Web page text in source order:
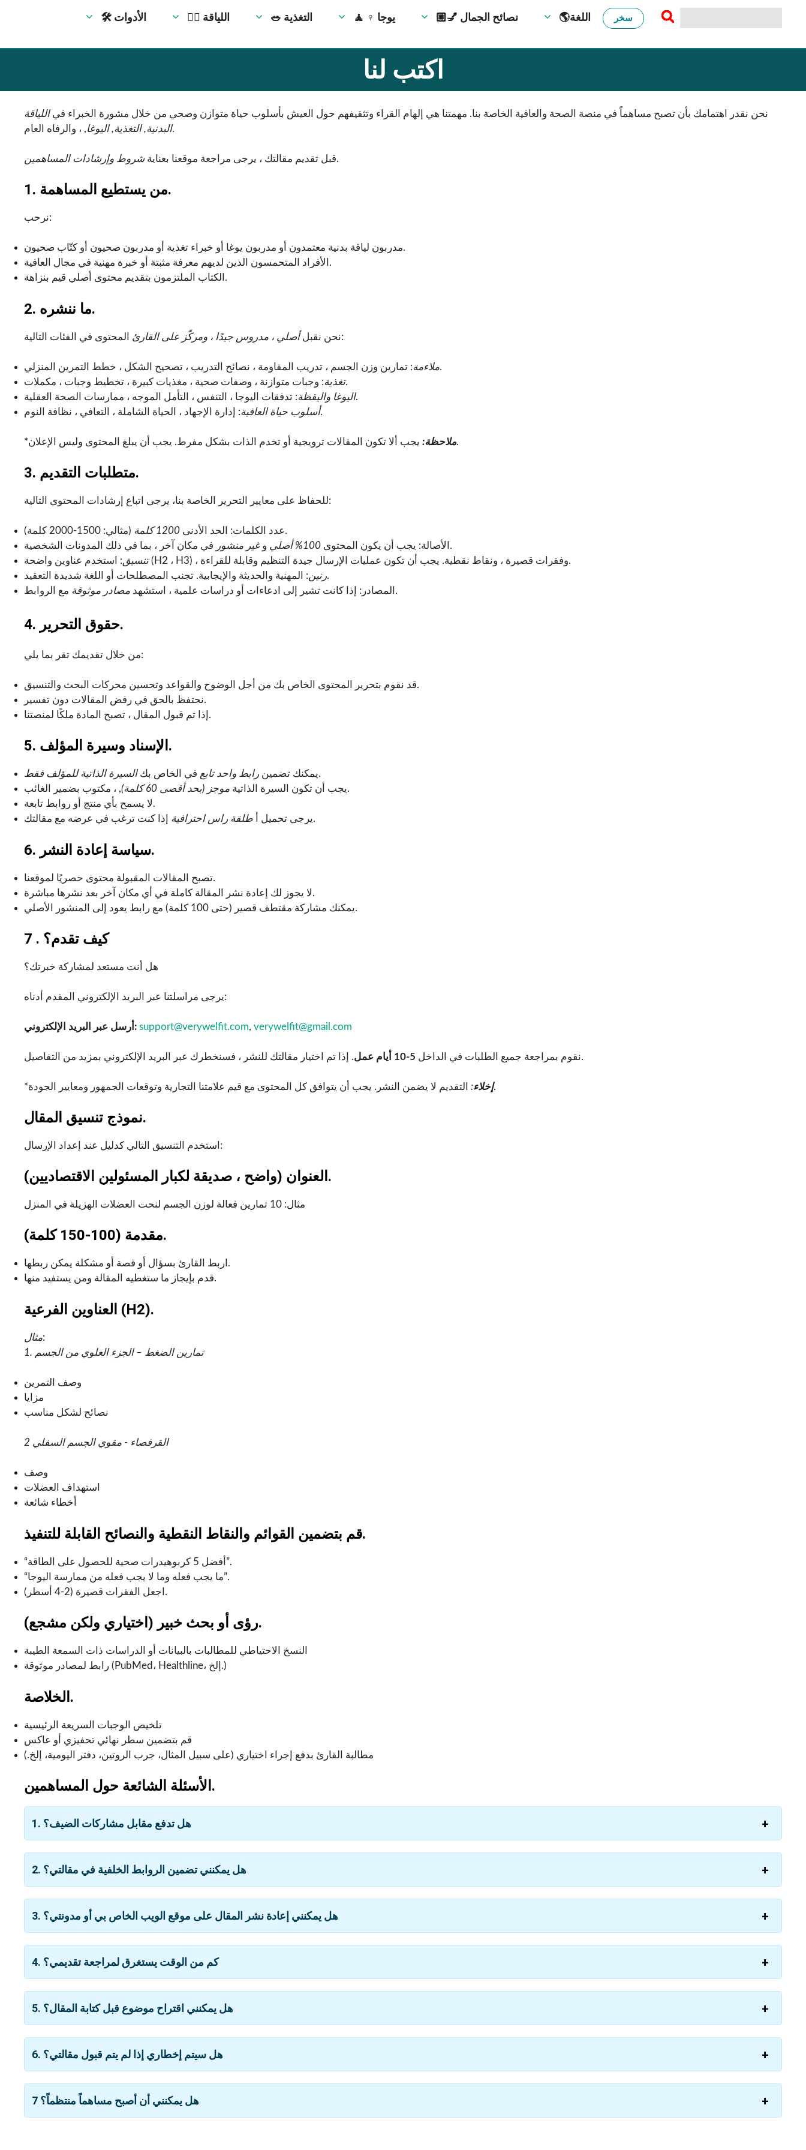
🛠 الأدوات 🏋️‍♀️ اللياقة 🥗 التغذية 🧘 ‍♀️ يوجا 💅🏼 نصائح الجمال 🌎اللغة سخر
اكتب لنا
نحن نقدر اهتمامك بأن تصبح مساهماً في منصة الصحة والعافية الخاصة بنا. مهمتنا هي إلهام القراء وتثقيفهم حول العيش بأسلوب حياة متوازن وصحي من خلال مشورة الخبراء فياللياقة
البدنية, التغذية, اليوغا, ، والرفاه العام.
قبل تقديم مقالتك ، يرجى مراجعة موقعنا بعنايةشروط وإرشادات المساهمين .
1. من يستطيع المساهمة.
نرحب:
مدربون لياقة بدنية معتمدون أو مدربون يوغا أو خبراء تغذية أو مدربون صحيون أو كتّاب صحيون.
الأفراد المتحمسون الذين لديهم معرفة مثبتة أو خبرة مهنية في مجال العافية.
الكتاب الملتزمون بتقديم محتوى أصلي قيم بنزاهة.
2. ما ننشره.
نحن نقبلأصلي ، مدروس جيدًا ، ومركّز على القارئ المحتوى في الفئات التالية:
ملاءمة: تمارين وزن الجسم ، تدريب المقاومة ، نصائح التدريب ، تصحيح الشكل ، خطط التمرين المنزلي.
تغذية: وجبات متوازنة ، وصفات صحية ، مغذيات كبيرة ، تخطيط وجبات ، مكملات.
اليوغا واليقظة: تدفقات اليوجا ، التنفس ، التأمل الموجه ، ممارسات الصحة العقلية.
أسلوب حياة العافية: إدارة الإجهاد ، الحياة الشاملة ، التعافي ، نظافة النوم.
* ملاحظة:يجب ألا تكون المقالات ترويجية أو تخدم الذات بشكل مفرط. يجب أن يبلغ المحتوى وليس الإعلان.
3. متطلبات التقديم.
للحفاظ على معايير التحرير الخاصة بنا، يرجى اتباع إرشادات المحتوى التالية:
عدد الكلمات: الحد الأدنى 1200 كلمة
(مثالي: 1500-2000 كلمة).
الأصالة: يجب أن يكون المحتوى 100% أصلي وغير منشور
في مكان آخر ، بما في ذلك المدونات الشخصية.
تنسيق
: استخدم عناوين واضحة (H2 ، H3) ، وفقرات قصيرة ، ونقاط نقطية. يجب أن تكون عمليات الإرسال جيدة التنظيم وقابلة للقراءة.
رنين: المهنية والحديثة والإيجابية. تجنب المصطلحات أو اللغة شديدة التعقيد.
المصادر: إذا كانت تشير إلى ادعاءات أو دراسات علمية ، استشهد مصادر موثوقة مع الروابط.
4. حقوق التحرير.
من خلال تقديمك تقر بما يلي:
قد نقوم بتحرير المحتوى الخاص بك من أجل الوضوح والقواعد وتحسين محركات البحث والتنسيق.
نحتفظ بالحق في رفض المقالات دون تفسير.
إذا تم قبول المقال ، تصبح المادة ملكًا لمنصتنا.
5. الإسناد وسيرة المؤلف.
يمكنك تضمين رابط واحد تابع في الخاص بكالسيرة الذاتية للمؤلف فقط
.
يجب أن تكون السيرة الذاتية موجز (بحد أقصى 60 كلمة)
, ، مكتوب بضمير الغائب.
لا يسمح بأي منتج أو روابط تابعة.
يرجى تحميل أ طلقة راس احترافية إذا كنت ترغب في عرضه مع مقالتك.
6. سياسة إعادة النشر.
تصبح المقالات المقبولة محتوى حصريًا لموقعنا.
لا يجوز لك إعادة نشر المقالة كاملة في أي مكان آخر بعد نشرها مباشرة.
يمكنك مشاركة مقتطف قصير (حتى 100 كلمة) مع رابط يعود إلى المنشور الأصلي.
7 . كيف تقدم؟
هل أنت مستعد لمشاركة خبرتك؟
يرجى مراسلتنا عبر البريد الإلكتروني المقدم أدناه:
أرسل عبر البريد الإلكتروني: support@verywelfit.com, verywelfit@gmail.com
نقوم بمراجعة جميع الطلبات في الداخل 5-10 أيام عمل . إذا تم اختيار مقالتك للنشر ، فسنخطرك عبر البريد الإلكتروني بمزيد من التفاصيل.
* إخلاء: التقديم لا يضمن النشر. يجب أن يتوافق كل المحتوى مع قيم علامتنا التجارية وتوقعات الجمهور ومعايير الجودة.
نموذج تنسيق المقال.
استخدم التنسيق التالي كدليل عند إعداد الإرسال:
العنوان (واضح ، صديقة لكبار المسئولين الاقتصاديين).
مثال: 10 تمارين فعالة لوزن الجسم لنحت العضلات الهزيلة في المنزل
مقدمة (100-150 كلمة).
اربط القارئ بسؤال أو قصة أو مشكلة يمكن ربطها.
قدم بإيجاز ما ستغطيه المقالة ومن يستفيد منها.
العناوين الفرعية (H2).
مثال:
1. تمارين الضغط – الجزء العلوي من الجسم
وصف التمرين
مزايا
نصائح لشكل مناسب
2 القرفصاء - مقوي الجسم السفلي
وصف
استهداف العضلات
أخطاء شائعة
قم بتضمين القوائم والنقاط النقطية والنصائح القابلة للتنفيذ.
“أفضل 5 كربوهيدرات صحية للحصول على الطاقة”.
“ما يجب فعله وما لا يجب فعله من ممارسة اليوجا”.
اجعل الفقرات قصيرة (2-4 أسطر).
رؤى أو بحث خبير (اختياري ولكن مشجع).
النسخ الاحتياطي للمطالبات بالبيانات أو الدراسات ذات السمعة الطيبة
رابط لمصادر موثوقة (PubMed، Healthline، إلخ.)
الخلاصة.
تلخيص الوجبات السريعة الرئيسية
قم بتضمين سطر نهائي تحفيزي أو عاكس
مطالبة القارئ بدفع إجراء اختياري (على سبيل المثال، جرب الروتين، دفتر اليومية، إلخ.)
الأسئلة الشائعة حول المساهمين.
1. هل تدفع مقابل مشاركات الضيف؟
2. هل يمكنني تضمين الروابط الخلفية في مقالتي؟
3. هل يمكنني إعادة نشر المقال على موقع الويب الخاص بي أو مدونتي؟
4. كم من الوقت يستغرق لمراجعة تقديمي؟
5. هل يمكنني اقتراح موضوع قبل كتابة المقال؟
6. هل سيتم إخطاري إذا لم يتم قبول مقالتي؟
7 هل يمكنني أن أصبح مساهماً منتظماً؟